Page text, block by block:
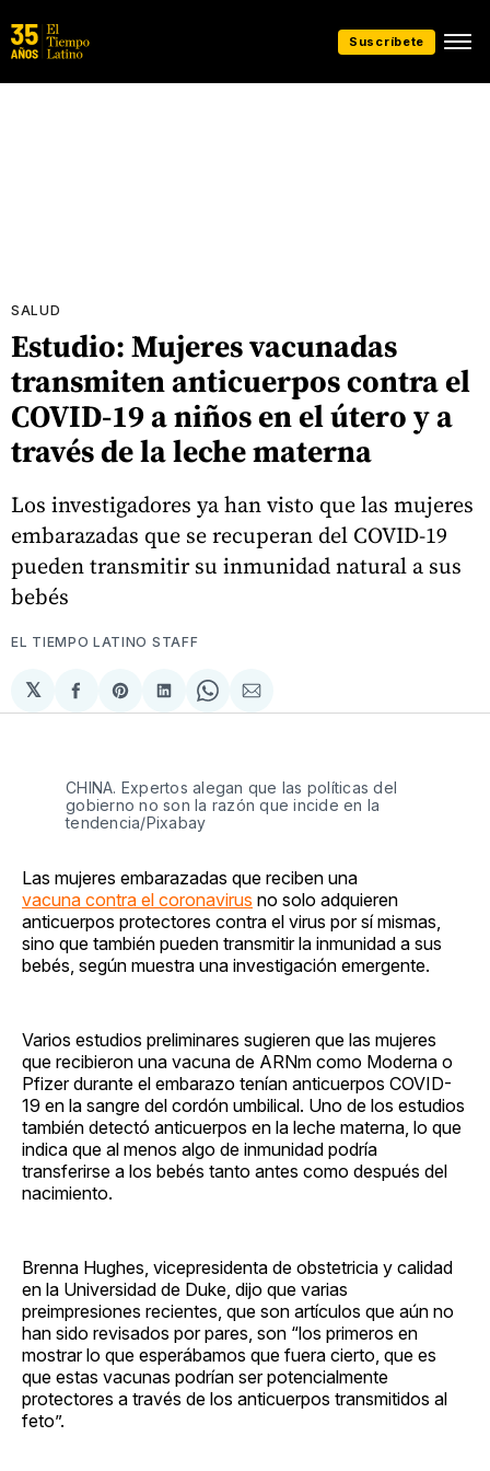
Suscríbete
SALUD
Estudio: Mujeres vacunadas
transmiten anticuerpos contra el
COVID-19 a niños en el útero y a
través de la leche materna
Los investigadores ya han visto que las mujeres
embarazadas que se recuperan del COVID-19
pueden transmitir su inmunidad natural a sus
bebés
EL TIEMPO LATINO STAFF
𝕏
Compartir
en
Share
on
Compartir
en
Share
on
Compartir
via
CHINA. Expertos alegan que las políticas del
gobierno no son la razón que incide en la
tendencia/Pixabay
Las mujeres embarazadas que reciben una
vacuna contra el coronavirus no solo adquieren
anticuerpos protectores contra el virus por sí mismas,
sino que también pueden transmitir la inmunidad a sus
bebés, según muestra una investigación emergente.
Varios estudios preliminares sugieren que las mujeres
que recibieron una vacuna de ARNm como Moderna o
Pfizer durante el embarazo tenían anticuerpos COVID-
19 en la sangre del cordón umbilical. Uno de los estudios
también detectó anticuerpos en la leche materna, lo que
indica que al menos algo de inmunidad podría
transferirse a los bebés tanto antes como después del
nacimiento.
Brenna Hughes, vicepresidenta de obstetricia y calidad
en la Universidad de Duke, dijo que varias
preimpresiones recientes, que son artículos que aún no
han sido revisados ​​por pares, son “los primeros en
mostrar lo que esperábamos que fuera cierto, que es
que estas vacunas podrían ser potencialmente
protectores a través de los anticuerpos transmitidos al
feto”.